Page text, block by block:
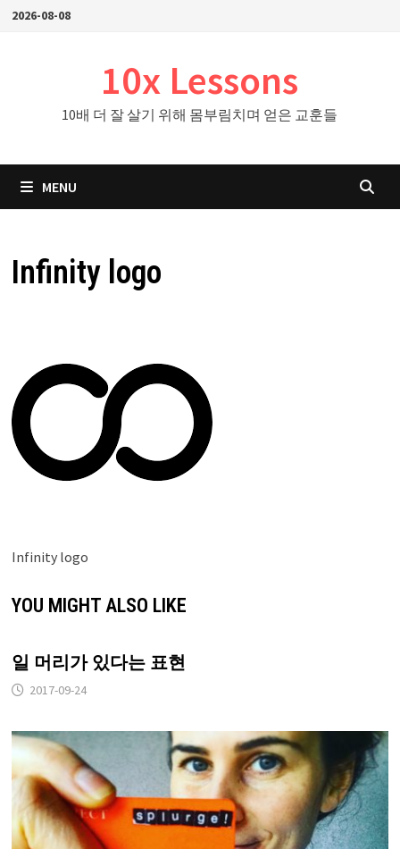
Skip2026-08-08
10x Lessons
10배 더 잘 살기 위해 몸부림치며 얻은 교훈들
MENU
Infinity logo
Infinity logo
YOU MIGHT ALSO LIKE
일 머리가 있다는 표현
2017-09-24